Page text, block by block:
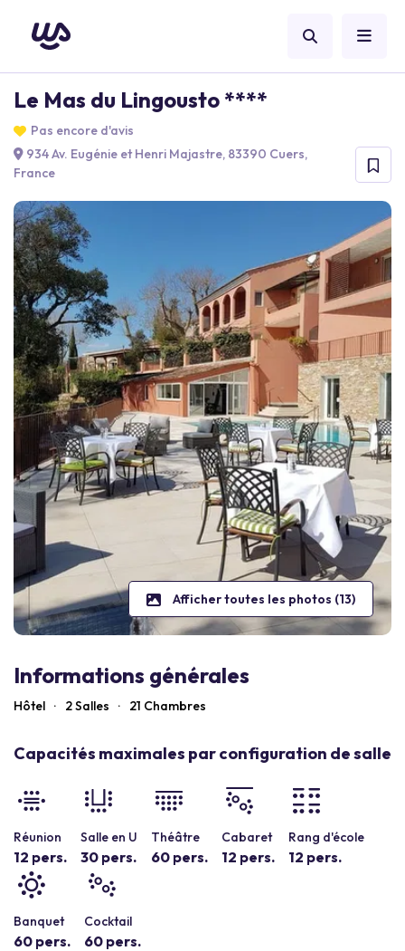
Le Mas du Lingousto ****
Pas encore d'avis
934 Av. Eugénie et Henri Majastre, 83390 Cuers,
France
Afficher toutes les photos (13)
Informations générales
Hôtel · 2 Salles · 21 Chambres
Capacités maximales par configuration de salle
Réunion
12 pers.
Salle en U
30 pers.
Théâtre
60 pers.
Cabaret
12 pers.
Rang d'école
12 pers.
Banquet
60 pers.
Cocktail
60 pers.